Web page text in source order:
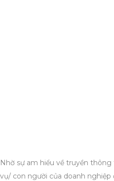
Nhờ sự am hiểu về truyền
vụ/ con người của doanh